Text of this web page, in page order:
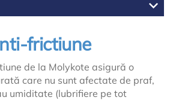
frictiune
de la Molykote asigură o
care nu sunt afectate de praf,
umiditate (lubrifiere pe tot